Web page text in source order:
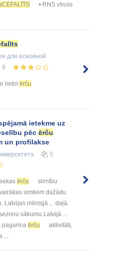
• RNS vīruss
для основной
9
lietot ērču
ietekme uz
pēc ērču
un profilakse
5
ērču
slimību
simtiem dažādu
Latvijas mērogā ... daļā.
sākumu Latvijā ...
pagarina ērču
aktivitāti,
...